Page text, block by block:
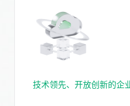
技术领先、开放创新的企